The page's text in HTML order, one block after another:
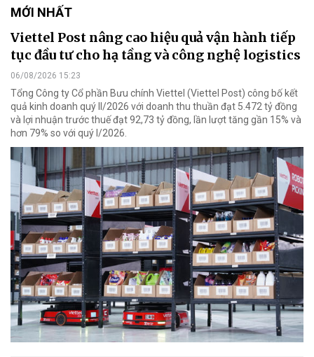
MỚI NHẤT
Viettel Post nâng cao hiệu quả vận hành tiếp
tục đầu tư cho hạ tầng và công nghệ logistics
06/08/2026 15:23
Tổng Công ty Cổ phần Bưu chính Viettel (Viettel Post) công bố kết
quả kinh doanh quý II/2026 với doanh thu thuần đạt 5.472 tỷ đồng
và lợi nhuận trước thuế đạt 92,73 tỷ đồng, lần lượt tăng gần 15% và
hơn 79% so với quý I/2026.